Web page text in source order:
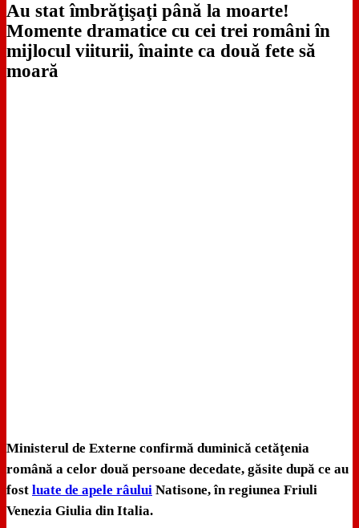
Au stat îmbrăţişaţi până la moarte!
Momente dramatice cu cei trei români în
mijlocul viiturii, înainte ca două fete să
moară
Ministerul de Externe confirmă duminică cetăţenia
română a celor două persoane decedate, găsite după ce au
fost luate de apele râului Natisone, în regiunea Friuli
Venezia Giulia din Italia.